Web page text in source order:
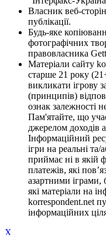
Власник веб-
публікації.
Будь-яке
фотографічних
правовласника
Матеріали сайту
старше 21 року
викликати ігрову
(принципів)
ознак залежності
Пам'ятайте, що
джерелом доходів
Інформаційний
ігри на реальні та/
приймає ні в якій
платежів, які
азартними іграми,
які матеріали на
korrespondent.net
інформаційних
X